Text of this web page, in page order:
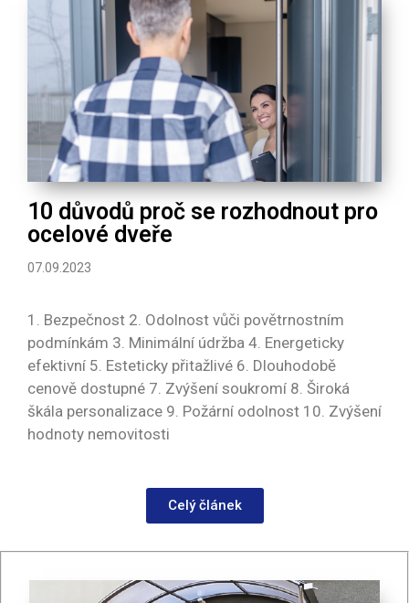
10 důvodů proč se rozhodnout pro
ocelové dveře
07.09.2023
1. Bezpečnost 2. Odolnost vůči povětrnostním
podmínkám 3. Minimální údržba 4. Energeticky
efektivní 5. Esteticky přitažlivé 6. Dlouhodobě
cenově dostupné 7. Zvýšení soukromí 8. Široká
škála personalizace 9. Požární odolnost 10. Zvýšení
hodnoty nemovitosti
Celý článek